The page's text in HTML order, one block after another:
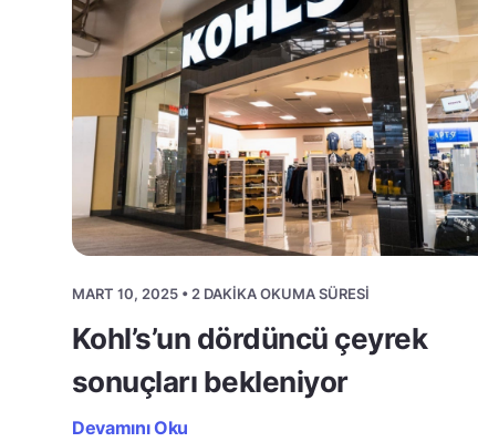
MART 10, 2025 • 2 DAKIKA OKUMA SÜRESI
Kohl’s’un dördüncü çeyrek
sonuçları bekleniyor
Devamını Oku